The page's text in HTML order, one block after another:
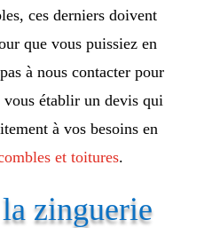
ces derniers doivent
que vous puissiez en
à nous contacter pour
vous établir un devis qui
à vos besoins en
et toitures.
zinguerie